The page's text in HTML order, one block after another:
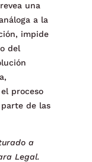
una
a la
impide
del
proceso
de las
a
Legal.